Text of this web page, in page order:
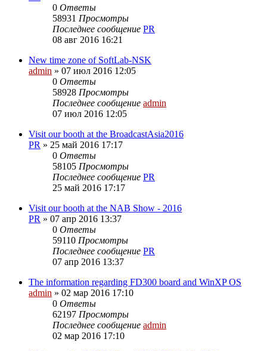
0 Ответы
58931 Просмотры
Последнее сообщение PR
08 авг 2016 16:21
New time zone of SoftLab-NSK
admin » 07 июл 2016 12:05
0 Ответы
58928 Просмотры
Последнее сообщение admin
07 июл 2016 12:05
Visit our booth at the BroadcastAsia2016
PR » 25 май 2016 17:17
0 Ответы
58105 Просмотры
Последнее сообщение PR
25 май 2016 17:17
Visit our booth at the NAB Show - 2016
PR » 07 апр 2016 13:37
0 Ответы
59110 Просмотры
Последнее сообщение PR
07 апр 2016 13:37
The information regarding FD300 board and WinXP OS
admin » 02 мар 2016 17:10
0 Ответы
62197 Просмотры
Последнее сообщение admin
02 мар 2016 17:10